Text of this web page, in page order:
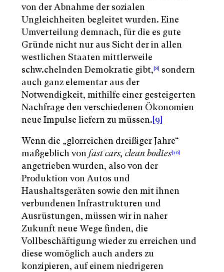
von der Abnahme der sozialen
Ungleichheiten begleitet wurden. Eine
Umverteilung demnach, für die es gute
Gründe nicht nur aus Sicht der in allen
westlichen Staaten mittlerweile
schw.chelnden Demokratie gibt,[8] sondern
auch ganz elementar aus der
Notwendigkeit, mithilfe einer gesteigerten
Nachfrage den verschiedenen Ökonomien
neue Impulse liefern zu müssen.[9]
Wenn die „glorreichen dreißiger Jahre“
maßgeblich von fast cars, clean bodies[10]
angetrieben wurden, also von der
Produktion von Autos und
Haushaltsgeräten sowie den mit ihnen
verbundenen Infrastrukturen und
Ausrüstungen, müssen wir in naher
Zukunft neue Wege finden, die
Vollbeschäftigung wieder zu erreichen und
diese womöglich auch anders zu
konzipieren, auf einem niedrigeren